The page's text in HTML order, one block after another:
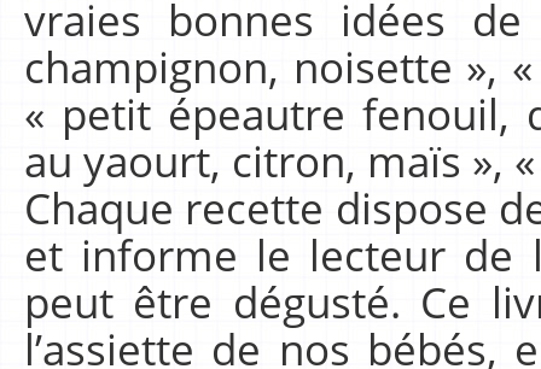
vraies bonnes idées
champignon, noisette »,
« petit épeautre fenouil,
au yaourt, citron, maïs »,
Chaque recette dispose
et informe le lecteur de
peut être dégusté. Ce
l’assiette de nos